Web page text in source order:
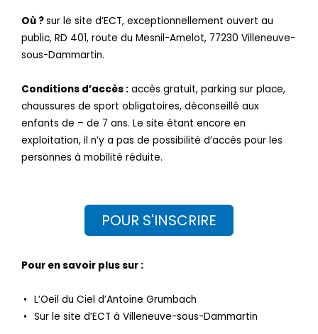
Où ?sur le site d’ECT, exceptionnellement ouvert au
public, RD 401, route du Mesnil-Amelot, 77230 Villeneuve-
sous-Dammartin.
Conditions d’accès : accès gratuit, parking sur place,
chaussures de sport obligatoires, déconseillé aux
enfants de – de 7 ans. Le site étant encore en
exploitation, il n’y a pas de possibilité d’accès pour les
personnes à mobilité réduite.
POUR S'INSCRIRE
Pour en savoir plus sur :
L’Oeil du Ciel d’Antoine Grumbach
Sur le site d’ECT à Villeneuve-sous-Dammartin